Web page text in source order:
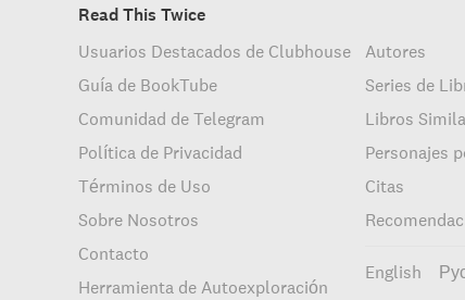
Read This Twice
Usuarios Destacados de Clubhouse
Guía de BookTube
Comunidad de Telegram
Política de Privacidad
Términos de Uso
Sobre Nosotros
Contacto
Herramienta de Autoexploración
Autores
Series de
Libros
Personajes
Citas
English